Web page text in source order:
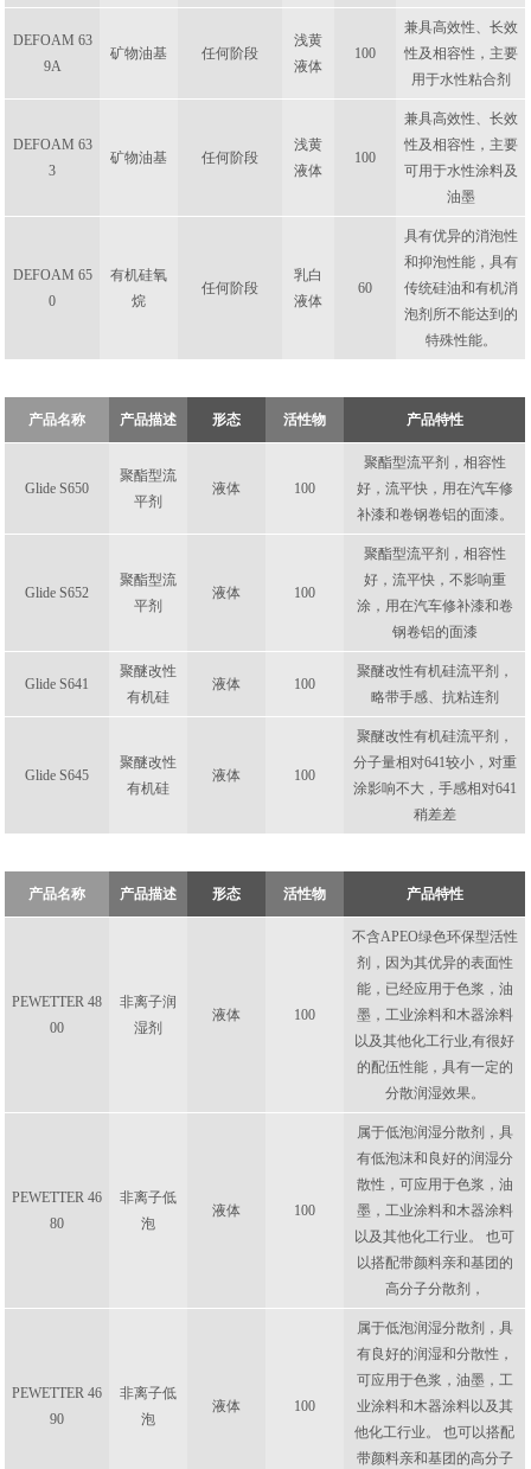
DEFOAM 63
9A
矿物油基 任何阶段
浅黄
液体
100
兼具高效性、长效
性及相容性，主要
用于水性粘合剂
DEFOAM 63
3
矿物油基 任何阶段
浅黄
液体
100
兼具高效性、长效
性及相容性，主要
可用于水性涂料及
油墨
DEFOAM 65
0
有机硅氧
烷
任何阶段
乳白
液体
60
具有优异的消泡性
和抑泡性能，具有
传统硅油和有机消
泡剂所不能达到的
特殊性能。
产品名称 产品描述 形态 活性物 产品特性
Glide S650
聚酯型流
平剂
液体 100
聚酯型流平剂，相容性
好，流平快，用在汽车修
补漆和卷钢卷铝的面漆。
Glide S652
聚酯型流
平剂
液体 100
聚酯型流平剂，相容性
好，流平快，不影响重
涂，用在汽车修补漆和卷
钢卷铝的面漆
Glide S641
聚醚改性
有机硅
液体 100
聚醚改性有机硅流平剂，
略带手感、抗粘连剂
Glide S645
聚醚改性
有机硅
液体 100
聚醚改性有机硅流平剂，
分子量相对641较小，对重
涂影响不大，手感相对641
稍差差
产品名称 产品描述 形态 活性物 产品特性
PEWETTER 48
00
非离子润
湿剂
液体 100
不含APEO绿色环保型活性
剂，因为其优异的表面性
能，已经应用于色浆，油
墨，工业涂料和木器涂料
以及其他化工行业,有很好
的配伍性能，具有一定的
分散润湿效果。
PEWETTER 46
80
非离子低
泡
液体 100
属于低泡润湿分散剂，具
有低泡沫和良好的润湿分
散性，可应用于色浆，油
墨，工业涂料和木器涂料
以及其他化工行业。 也可
以搭配带颜料亲和基团的
高分子分散剂，
PEWETTER 46
90
非离子低
泡
液体 100
属于低泡润湿分散剂，具
有良好的润湿和分散性，
可应用于色浆，油墨，工
业涂料和木器涂料以及其
他化工行业。 也可以搭配
带颜料亲和基团的高分子